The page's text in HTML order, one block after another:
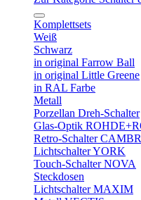
Komplettsets
Weiß
Schwarz
in original Farrow Ball
in original Little Greene
in RAL Farbe
Metall
Porzellan Dreh-Schalter
Glas-Optik
Retro-Schalter
Lichtschalter YORK
Touch-Schalter NOVA
Steckdosen
Lichtschalter MAXIM